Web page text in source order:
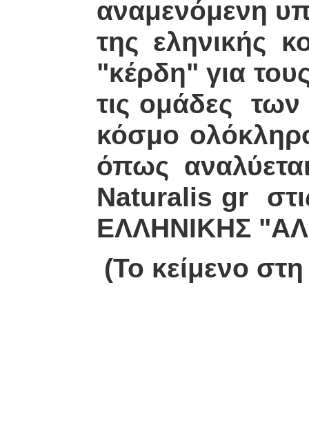
αναμενόμενη
της εληνικής
"κέρδη" για
τις ομάδες
κόσμο
όπως
Naturalis gr
ΕΛΛΗΝΙΚΗΣ
(Το κείμενο